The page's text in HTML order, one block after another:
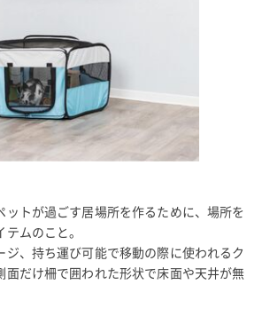
ットが過ごす居場所を作るために、場所を
ムのこと。
ジ、持ち運び可能で移動の際に使われるク
面だけ柵で囲われた形状で床面や天井が無